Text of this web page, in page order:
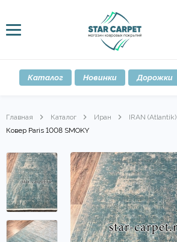
Каталог Новинки Дорожки
Главная Каталог Иран IRAN (Atlantik)
Ковер Paris 1008 SMOKY